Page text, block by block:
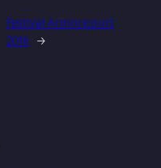
Festival Armoricourt
2016
→